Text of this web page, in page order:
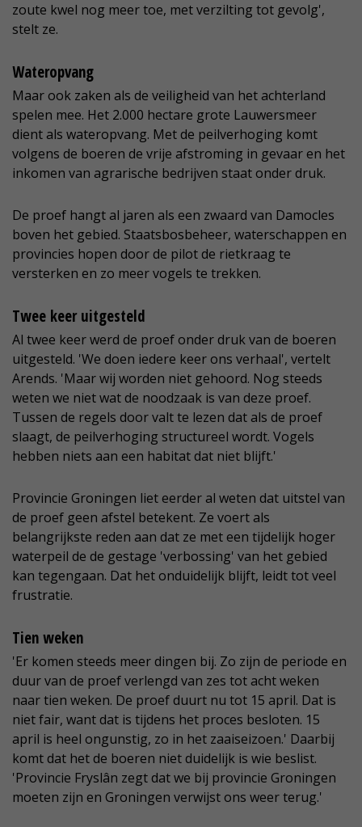
zoute kwel nog meer toe, met verzilting tot gevolg',
stelt ze.
Wateropvang
Maar ook zaken als de veiligheid van het achterland
spelen mee. Het 2.000 hectare grote Lauwersmeer
dient als wateropvang. Met de peilverhoging komt
volgens de boeren de vrije afstroming in gevaar en het
inkomen van agrarische bedrijven staat onder druk.
De proef hangt al jaren als een zwaard van Damocles
boven het gebied. Staatsbosbeheer, waterschappen en
provincies hopen door de pilot de rietkraag te
versterken en zo meer vogels te trekken.
Twee keer uitgesteld
Al twee keer werd de proef onder druk van de boeren
uitgesteld. 'We doen iedere keer ons verhaal', vertelt
Arends. 'Maar wij worden niet gehoord. Nog steeds
weten we niet wat de noodzaak is van deze proef.
Tussen de regels door valt te lezen dat als de proef
slaagt, de peilverhoging structureel wordt. Vogels
hebben niets aan een habitat dat niet blijft.'
Provincie Groningen liet eerder al weten dat uitstel van
de proef geen afstel betekent. Ze voert als
belangrijkste reden aan dat ze met een tijdelijk hoger
waterpeil de de gestage 'verbossing' van het gebied
kan tegengaan. Dat het onduidelijk blijft, leidt tot veel
frustratie.
Tien weken
'Er komen steeds meer dingen bij. Zo zijn de periode en
duur van de proef verlengd van zes tot acht weken
naar tien weken. De proef duurt nu tot 15 april. Dat is
niet fair, want dat is tijdens het proces besloten. 15
april is heel ongunstig, zo in het zaaiseizoen.' Daarbij
komt dat het de boeren niet duidelijk is wie beslist.
'Provincie Fryslân zegt dat we bij provincie Groningen
moeten zijn en Groningen verwijst ons weer terug.'